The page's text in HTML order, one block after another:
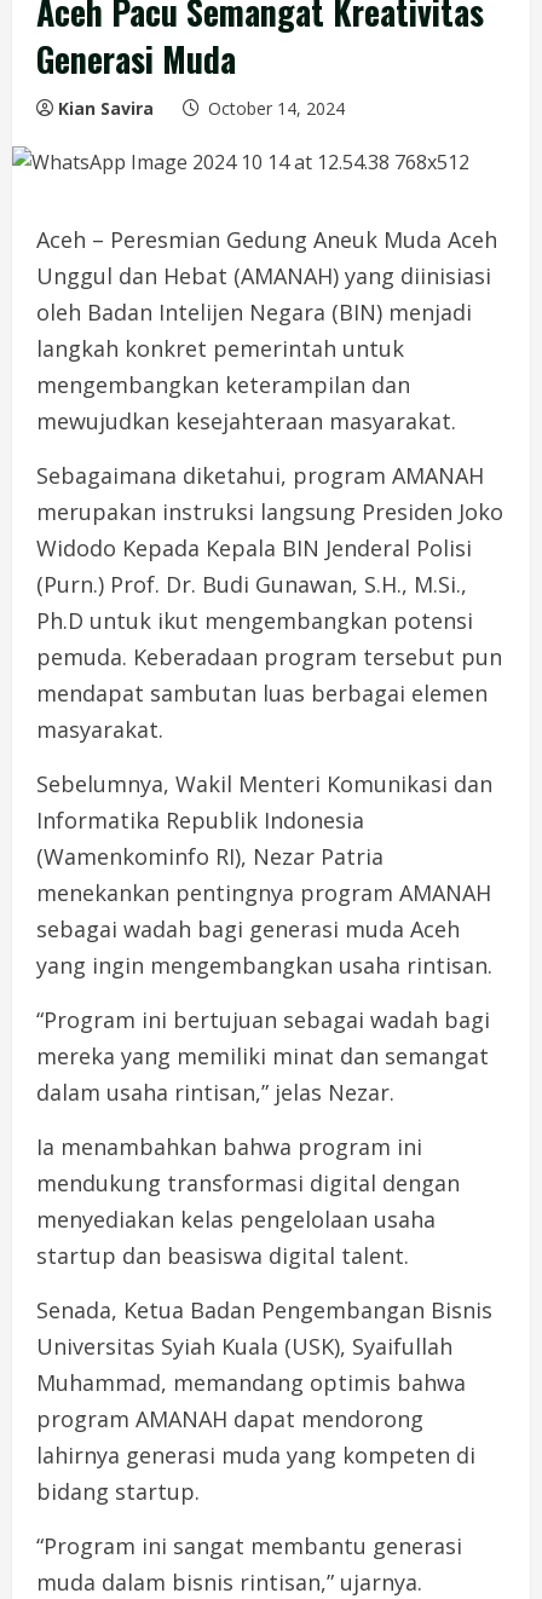
Aceh Pacu Semangat Kreativitas
Generasi Muda
Kian Savira October 14, 2024
Aceh – Peresmian Gedung Aneuk Muda Aceh
Unggul dan Hebat (AMANAH) yang diinisiasi
oleh Badan Intelijen Negara (BIN) menjadi
langkah konkret pemerintah untuk
mengembangkan keterampilan dan
mewujudkan kesejahteraan masyarakat.
Sebagaimana diketahui, program AMANAH
merupakan instruksi langsung Presiden Joko
Widodo Kepada Kepala BIN Jenderal Polisi
(Purn.) Prof. Dr. Budi Gunawan, S.H., M.Si.,
Ph.D untuk ikut mengembangkan potensi
pemuda. Keberadaan program tersebut pun
mendapat sambutan luas berbagai elemen
masyarakat.
Sebelumnya, Wakil Menteri Komunikasi dan
Informatika Republik Indonesia
(Wamenkominfo RI), Nezar Patria
menekankan pentingnya program AMANAH
sebagai wadah bagi generasi muda Aceh
yang ingin mengembangkan usaha rintisan.
“Program ini bertujuan sebagai wadah bagi
mereka yang memiliki minat dan semangat
dalam usaha rintisan,” jelas Nezar.
Ia menambahkan bahwa program ini
mendukung transformasi digital dengan
menyediakan kelas pengelolaan usaha
startup dan beasiswa digital talent.
Senada, Ketua Badan Pengembangan Bisnis
Universitas Syiah Kuala (USK), Syaifullah
Muhammad, memandang optimis bahwa
program AMANAH dapat mendorong
lahirnya generasi muda yang kompeten di
bidang startup.
“Program ini sangat membantu generasi
muda dalam bisnis rintisan,” ujarnya.